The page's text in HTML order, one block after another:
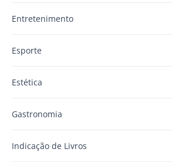
Entretenimento
Esporte
Estética
Gastronomia
Indicação de Livros